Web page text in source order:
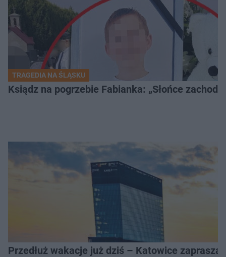
TRAGEDIA NA ŚLĄSKU
Ksiądz na pogrzebie Fabianka: „Słońce
Przedłuż wakacje już dziś – Katowice